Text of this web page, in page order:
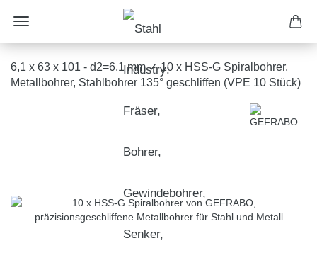
6,1 x 63 x 101 - d2=6,1 mm ✓ 10 x HSS-G Spiralbohrer,
Metallbohrer, Stahlbohrer 135° geschliffen (VPE 10 Stück)